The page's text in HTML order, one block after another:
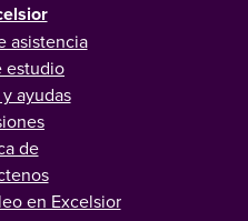
asistencia
estudio
ayudas
de
en Excelsior